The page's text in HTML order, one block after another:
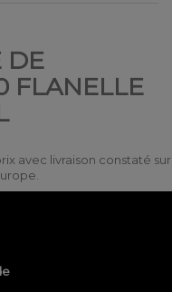
DE
FLANELLE
avec livraison constaté sur